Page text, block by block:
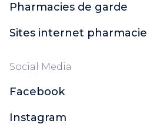
Pharmacies de garde
Sites internet pharmacie
Social Media
Facebook
Instagram